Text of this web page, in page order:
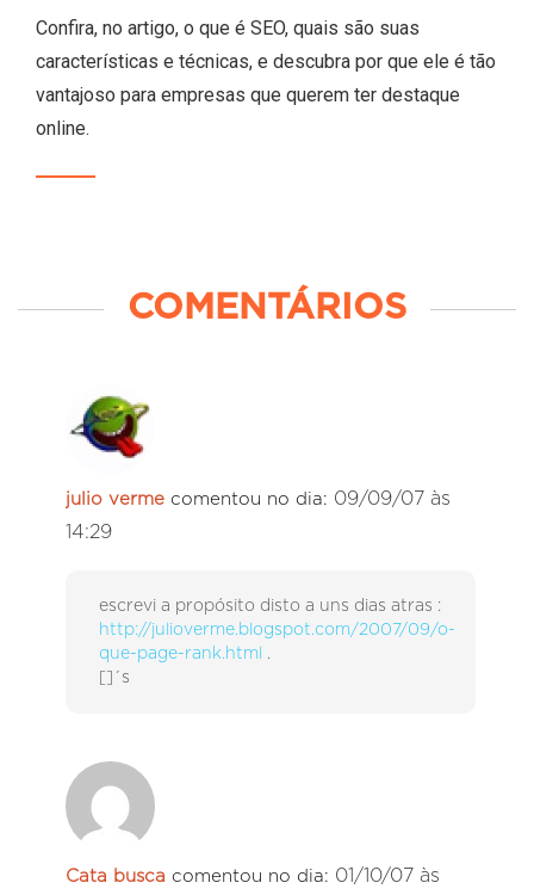
Confira, no artigo, o que é SEO, quais são suas
características e técnicas, e descubra por que ele é tão
vantajoso para empresas que querem ter destaque
online.
COMENTÁRIOS
julio verme comentou no dia: 09/09/07 às
14:29
escrevi a propósito disto a uns dias atras :
http://julioverme.blogspot.com/2007/09/o-
que-page-rank.html
.
[]´s
Cata busca comentou no dia: 01/10/07 às